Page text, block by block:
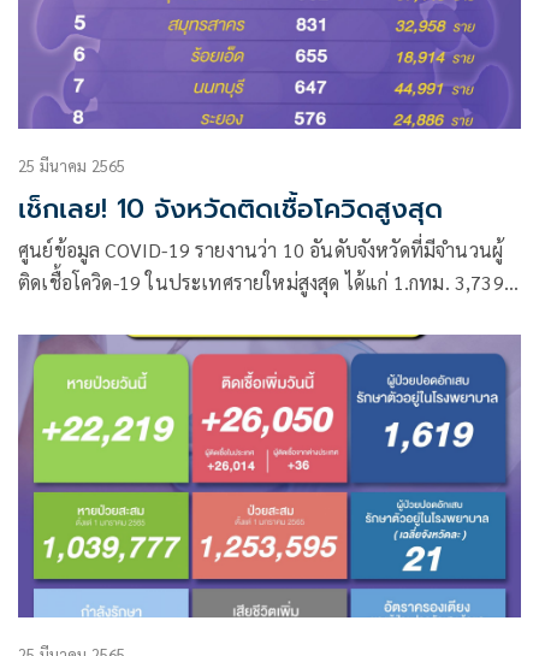
25 มีนาคม 2565
เช็กเลย! 10 จังหวัดติดเชื้อโควิดสูงสุด
ศูนย์ข้อมูล COVID-19 รายงานว่า 10 อันดับจังหวัดที่มีจำนวนผู้
ติดเชื้อโควิด-19 ในประเทศรายใหม่สูงสุด ได้แก่ 1.กทม. 3,739